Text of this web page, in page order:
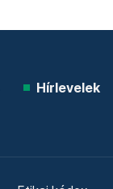
Hírlevelek